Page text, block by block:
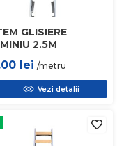
GLISIERE
2.5M
lei /metru
Vezi detalii